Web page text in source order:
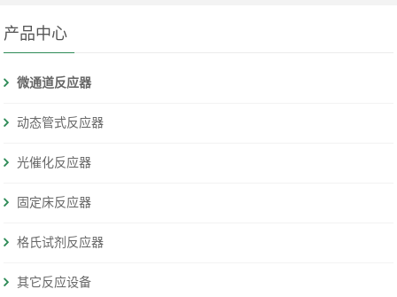
产品中心
微通道反应器
动态管式反应器
光催化反应器
固定床反应器
格氏试剂反应器
其它反应设备